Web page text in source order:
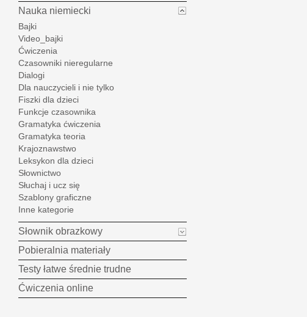
Nauka niemiecki
Bajki
Video_bajki
Ćwiczenia
Czasowniki nieregularne
Dialogi
Dla nauczycieli i nie tylko
Fiszki dla dzieci
Funkcje czasownika
Gramatyka ćwiczenia
Gramatyka teoria
Krajoznawstwo
Leksykon dla dzieci
Słownictwo
Słuchaj i ucz się
Szablony graficzne
Inne kategorie
Słownik obrazkowy
Pobieralnia materiały
Testy łatwe średnie trudne
Ćwiczenia online